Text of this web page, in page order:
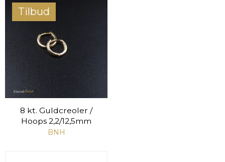
Tilbud
8 kt. Guldcreoler /
Hoops 2,2/12,5mm
BNH